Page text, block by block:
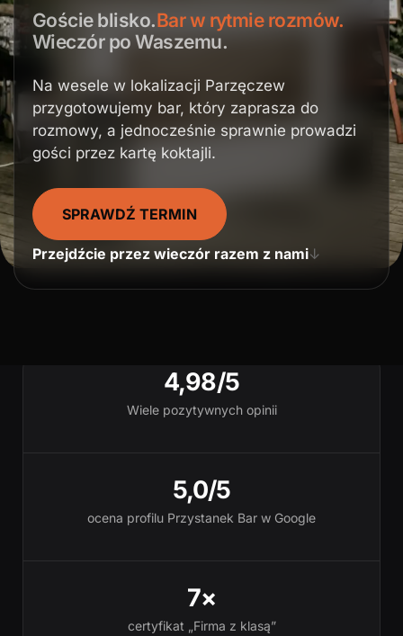
Goście blisko.Bar w rytmie rozmów.
Wieczór po Waszemu.
Na wesele w lokalizacji Parzęczew
przygotowujemy bar, który zaprasza do
rozmowy, a jednocześnie sprawnie prowadzi
gości przez kartę koktajli.
SPRAWDŹ TERMIN
Przejdźcie przez wieczór razem z nami↓
4,98/5
Wiele pozytywnych opinii
5,0/5
ocena profilu Przystanek Bar w Google
7×
certyfikat „Firma z klasą”